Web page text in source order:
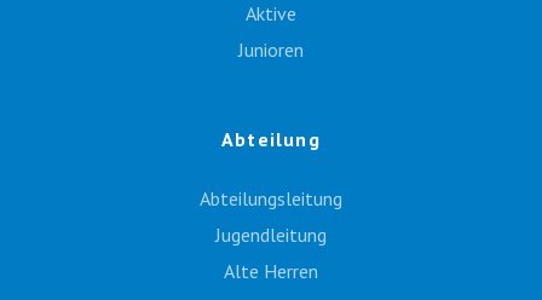
Aktive
Junioren
Abteilung
Abteilungsleitung
Jugendleitung
Alte Herren